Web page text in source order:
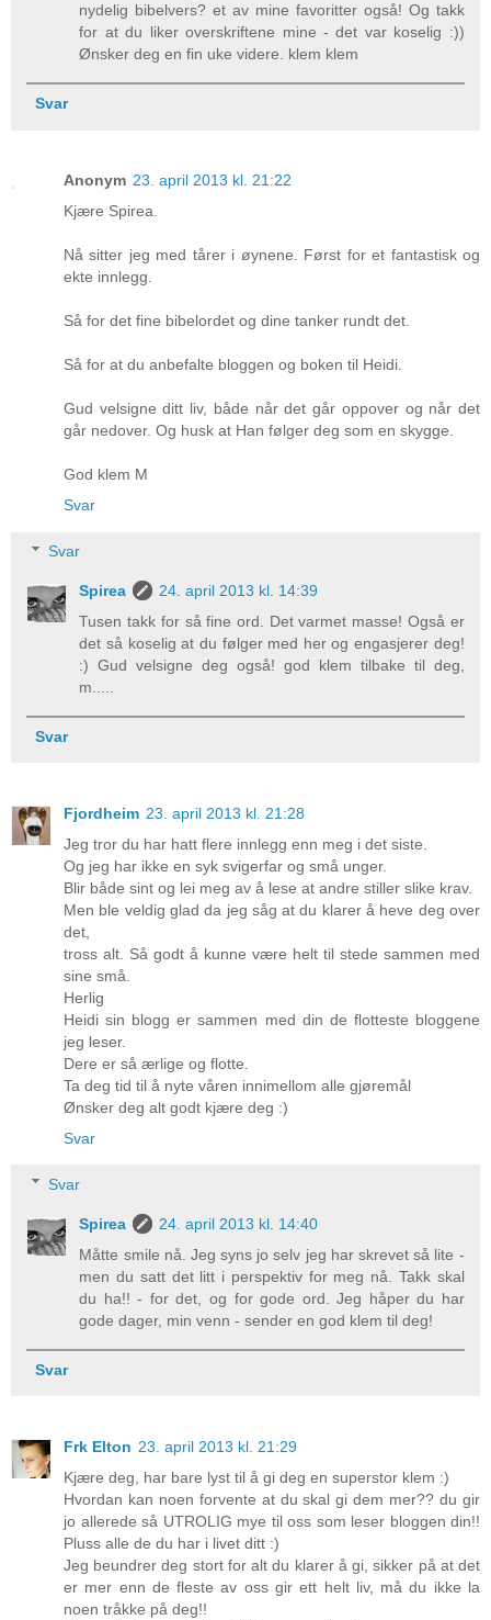
nydelig bibelvers? et av mine favoritter også! Og takk
for at du liker overskriftene mine - det var koselig :))
Ønsker deg en fin uke videre. klem klem
Svar
Anonym 23. april 2013 kl. 21:22
Kjære Spirea.
Nå sitter jeg med tårer i øynene. Først for et fantastisk og
ekte innlegg.
Så for det fine bibelordet og dine tanker rundt det.
Så for at du anbefalte bloggen og boken til Heidi.
Gud velsigne ditt liv, både når det går oppover og når det
går nedover. Og husk at Han følger deg som en skygge.
God klem M
Svar
Svar
Spirea
24. april 2013 kl. 14:39
Tusen takk for så fine ord. Det varmet masse! Også er
det så koselig at du følger med her og engasjerer deg!
:) Gud velsigne deg også! god klem tilbake til deg,
m.....
Svar
Fjordheim 23. april 2013 kl. 21:28
Jeg tror du har hatt flere innlegg enn meg i det siste.
Og jeg har ikke en syk svigerfar og små unger.
Blir både sint og lei meg av å lese at andre stiller slike krav.
Men ble veldig glad da jeg såg at du klarer å heve deg over
det,
tross alt. Så godt å kunne være helt til stede sammen med
sine små.
Herlig
Heidi sin blogg er sammen med din de flotteste bloggene
jeg leser.
Dere er så ærlige og flotte.
Ta deg tid til å nyte våren innimellom alle gjøremål
Ønsker deg alt godt kjære deg :)
Svar
Svar
Spirea
24. april 2013 kl. 14:40
Måtte smile nå. Jeg syns jo selv jeg har skrevet så lite -
men du satt det litt i perspektiv for meg nå. Takk skal
du ha!! - for det, og for gode ord. Jeg håper du har
gode dager, min venn - sender en god klem til deg!
Svar
Frk Elton 23. april 2013 kl. 21:29
Kjære deg, har bare lyst til å gi deg en superstor klem :)
Hvordan kan noen forvente at du skal gi dem mer?? du gir
jo allerede så UTROLIG mye til oss som leser bloggen din!!
Pluss alle de du har i livet ditt :)
Jeg beundrer deg stort for alt du klarer å gi, sikker på at det
er mer enn de fleste av oss gir ett helt liv, må du ikke la
noen tråkke på deg!!